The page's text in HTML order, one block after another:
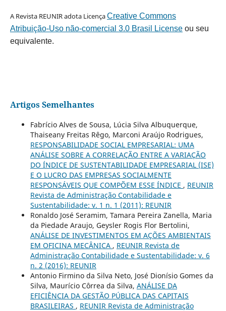
A Revista REUNIR adota LicençaCreative Commons
Atribuição-Uso não-comercial 3.0 Brasil Licenseou seu
equivalente.
Artigos Semelhantes
Fabrício Alves de Sousa, Lúcia Silva Albuquerque,
Thaiseany Freitas Rêgo, Marconi Araújo Rodrigues,
RESPONSABILIDADE SOCIAL EMPRESARIAL: UMA
ANÁLISE SOBRE A CORRELAÇÃO ENTRE A VARIAÇÃO
DO ÍNDICE DE SUSTENTABILIDADE EMPRESARIAL (ISE)
E O LUCRO DAS EMPRESAS SOCIALMENTE
RESPONSÁVEIS QUE COMPÕEM ESSE ÍNDICE , REUNIR
Revista de Administração Contabilidade e
Sustentabilidade: v. 1 n. 1 (2011): REUNIR
Ronaldo José Seramim, Tamara Pereira Zanella, Maria
da Piedade Araujo, Geysler Rogis Flor Bertolini,
ANÁLISE DE INVESTIMENTOS EM AÇÕES AMBIENTAIS
EM OFICINA MECÂNICA , REUNIR Revista de
Administração Contabilidade e Sustentabilidade: v. 6
n. 2 (2016): REUNIR
Antonio Firmino da Silva Neto, José Dionísio Gomes da
Silva, Maurício Côrrea da Silva, ANÁLISE DA
EFICIÊNCIA DA GESTÃO PÚBLICA DAS CAPITAIS
BRASILEIRAS , REUNIR Revista de Administração